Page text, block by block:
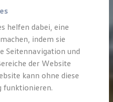
helfen dabei, eine
indem sie
Seitennavigation und
der Website
kann ohne diese
funktionieren.